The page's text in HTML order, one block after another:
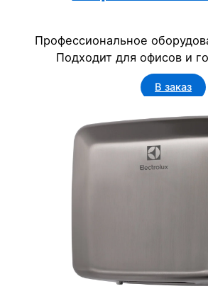
Профессиональное
Подходит для офисов и
В заказ